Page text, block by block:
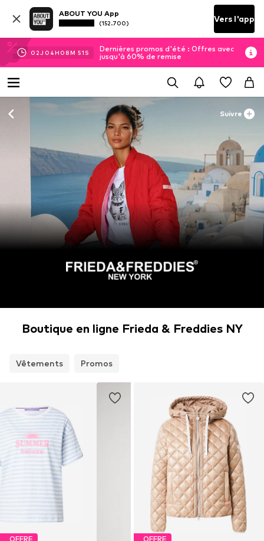
ABOUT YOU App
(152.700) Vers l'app
02J 04H 08M 51 S
Dernières promos d'été : Offres avec
jusqu'à 60% de remise
Suivre
Boutique en ligne Frieda & Freddies NY
Vêtements Promos
OFFRE OFFRE